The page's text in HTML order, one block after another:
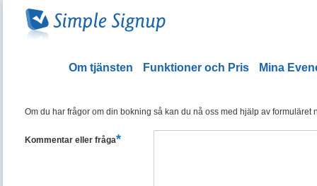
Om tjänsten Funktioner och Pris Mina
Om du har frågor om din bokning så kan du nå oss med hjälp av formuläret
Kommentar eller fråga*